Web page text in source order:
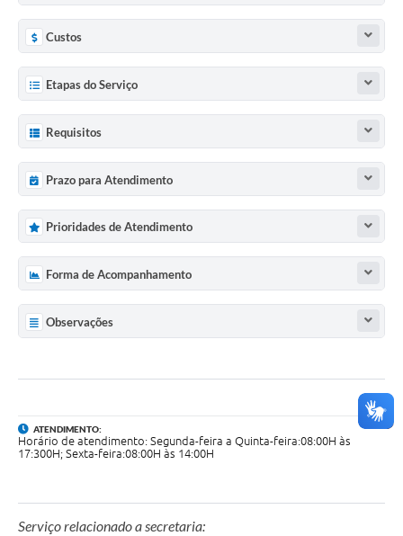
Custos
Etapas do Serviço
Requisitos
Prazo para Atendimento
Prioridades de Atendimento
Forma de Acompanhamento
Observações
ATENDIMENTO:
Horário de atendimento: Segunda-feira a Quinta-feira:08:00H às
17:300H; Sexta-feira:08:00H às 14:00H
Serviço relacionado a secretaria: